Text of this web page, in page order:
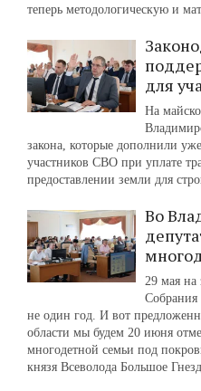
теперь методологическую и
для
На
закона, которые дополнили
участников СВО при уплате
предоставлении земли для
Во
29 мая на
Собрания
не один год. И вот
области мы будем 20 июня
многодетной семьи под
князя Всеволода Большое